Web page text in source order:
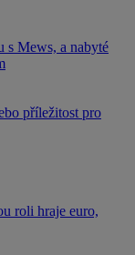
s Mews, a nabyté
příležitost pro
roli hraje euro,